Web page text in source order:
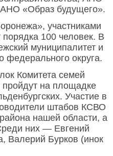
«Образ будущего».
участниками
порядка 100 человек. В
муниципалитет и
федерального округа.
Комитета семей
на площадке
Участие в
штабов КСВО
нашей области, а
них — Евгений
Валерий Бурков (инок